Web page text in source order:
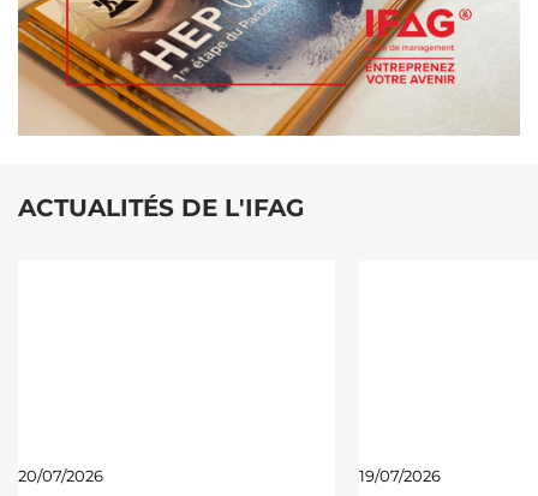
ACTUALITÉS DE L'IFAG
20/07/2026 19/07/2026